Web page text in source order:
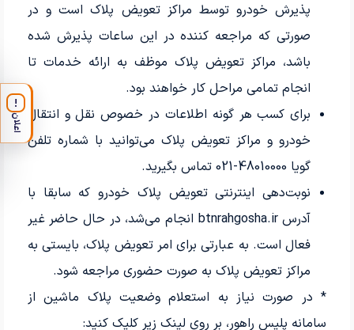
پذیرش خودرو توسط مراکز تعویض پلاک است و در
صورتی که مراجعه کننده در این ساعات پذیرش شده
باشد، مراکز تعویض پلاک موظف به ارائه خدمات تا
انجام تمامی مراحل کار خواهند بود.
برای کسب هر گونه اطلاعات در خصوص نقل و انتقال
خودرو و مراکز تعویض پلاک می‌توانید با شماره تلفن
گویا 48010000-021 تماس بگیرید.
نوبت‌دهی اینترنتی تعویض پلاک خودرو که سابقا با
آدرس btnrahgosha.ir انجام می‌شد، در حال حاضر غیر
فعال است. به عبارتی برای امر تعویض پلاک، بایستی به
مراکز تعویض پلاک به صورت حضوری مراجعه شود.
* در صورت نیاز به استعلام وضعیت پلاک ماشین از
سامانه پلیس راهور، بر روی لینک زیر کلیک کنید:
!
اعلان